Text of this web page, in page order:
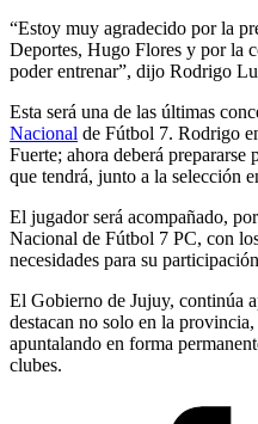
“Estoy muy agradecido por la
Deportes, Hugo Flores y por la
poder entrenar”, dijo Rodrigo
Esta será una de las últimas
Nacional de Fútbol 7. Rodrigo
Fuerte; ahora deberá
que tendrá, junto a la selección
El jugador será acompañado,
Nacional de Fútbol 7 PC, con
necesidades para su
El Gobierno de Jujuy, continúa
destacan no solo en la
apuntalando en forma
clubes.